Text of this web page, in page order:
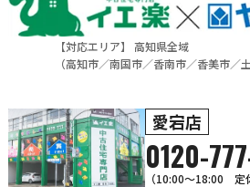
【対応エリア】 高知県全域
（高知市／南国市／香南市／香美市／
愛宕店
0120-
（10:00～18:00 定